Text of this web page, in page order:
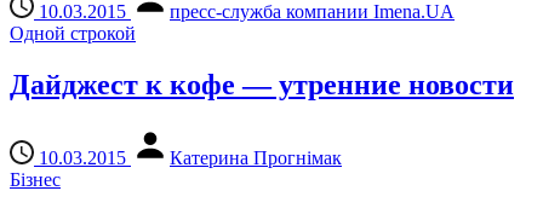
10.03.2015
пресс-служба компании Imena.UA
Одной строкой
Дайджест к кофе — утренние новости
10.03.2015
Катерина Прогнімак
Бізнес